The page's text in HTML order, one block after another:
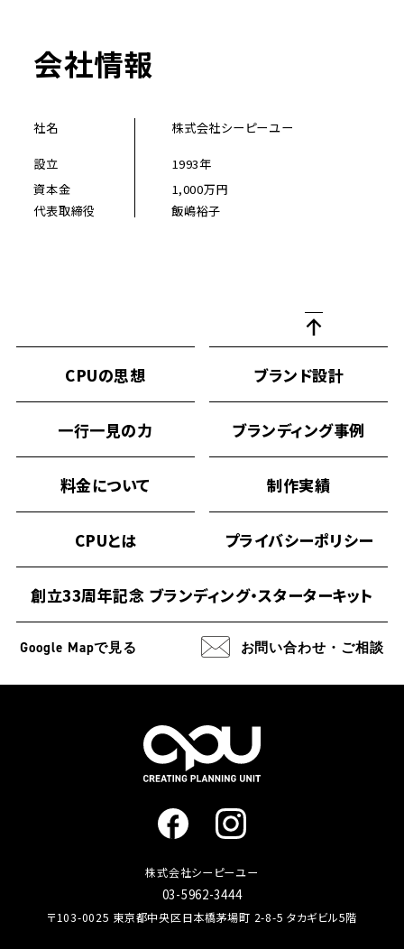
会社情報
社名 株式会社シーピーユー
設立
1993年
資本金
1,000万円
代表取締役
飯嶋裕子
CPUの思想 ブランド設計
一行一見の力 ブランディング事例
料金について 制作実績
CPUとは プライバシーポリシー
創立33周年記念 ブランディング・スターターキット
Google Mapで見る お問い合わせ・ご相談
株式会社シーピーユー
03-5962-3444
〒103-0025 東京都中央区日本橋茅場町 2-8-5 タカギビル5階